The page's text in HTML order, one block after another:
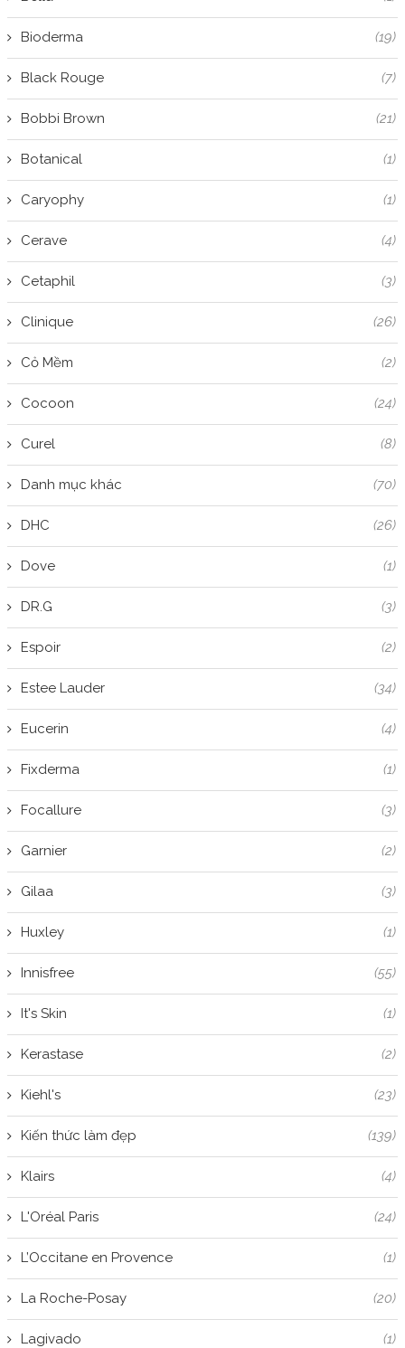
Bioderma (19)
Black Rouge (7)
Bobbi Brown (21)
Botanical (1)
Caryophy (1)
Cerave (4)
Cetaphil (3)
Clinique (26)
Cỏ Mềm (2)
Cocoon (24)
Curel (8)
Danh mục khác (70)
DHC (26)
Dove (1)
DR.G (3)
Espoir (2)
Estee Lauder (34)
Eucerin (4)
Fixderma (1)
Focallure (3)
Garnier (2)
Gilaa (3)
Huxley (1)
Innisfree (55)
It's Skin (1)
Kerastase (2)
Kiehl's (23)
Kiến thức làm đẹp (139)
Klairs (4)
L'Oréal Paris (24)
L’Occitane en Provence (1)
La Roche-Posay (20)
Lagivado (1)